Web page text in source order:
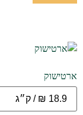
ארטישוק